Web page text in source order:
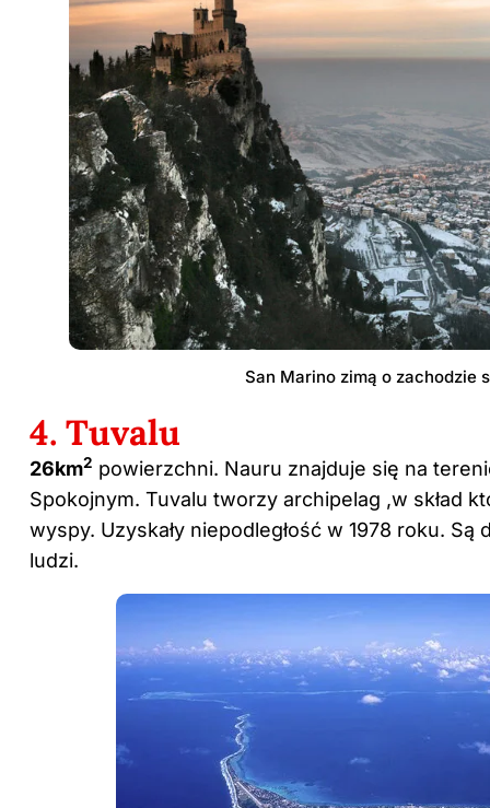
San Marino zimą o zachodzie
4. Tuvalu
26km2 powierzchni. Nauru znajduje się na
Spokojnym. Tuvalu tworzy archipelag ,w skład
wyspy. Uzyskały niepodległość w 1978 roku. Są
ludzi.